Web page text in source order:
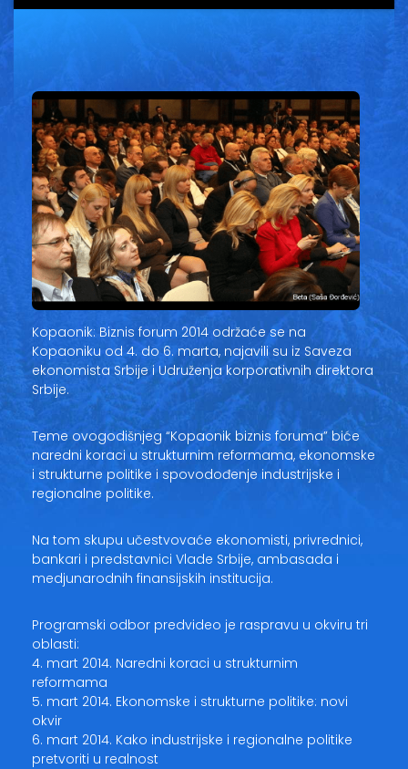
Kopaonik: Biznis forum 2014 održaće se na
Kopaoniku od 4. do 6. marta, najavili su iz Saveza
ekonomista Srbije i Udruženja korporativnih direktora
Srbije.
Teme ovogodišnjeg “Kopaonik biznis foruma” biće
naredni koraci u strukturnim reformama, ekonomske
i strukturne politike i spovodođenje industrijske i
regionalne politike.
Na tom skupu učestvovaće ekonomisti, privrednici,
bankari i predstavnici Vlade Srbije, ambasada i
medjunarodnih finansijskih institucija.
Programski odbor predvideo je raspravu u okviru tri
oblasti:
4. mart 2014. Naredni koraci u strukturnim
reformama
5. mart 2014. Ekonomske i strukturne politike: novi
okvir
6. mart 2014. Kako industrijske i regionalne politike
pretvoriti u realnost